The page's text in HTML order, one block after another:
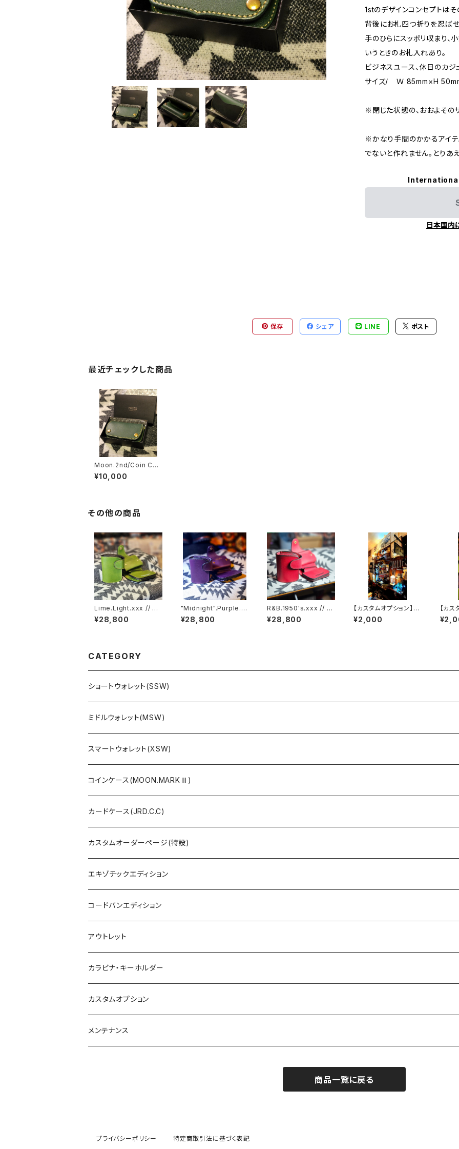
1stのデザインコンセプトは
背後にお札四つ折りを忍ば
手のひらにスッポリ収まり、
いうときのお札入れあり。
ビジネスユース、休日のカジ
サイズ/ Ｗ 85mm×H
※閉じた状態の、おおよその
※かなり手間のかかるアイテ
でないと作れません。とりあ
日本国内
保存 シェア LINE ポスト
最近チェックした商品
Moon.2nd/Coin Cas
e .Cr01GB
¥10,000
その他の商品
Lime.Light.xxx // JA
CK.RIDE.SSW
¥28,800
"Midnight".Purple.x
xx // JACK.RIDE.SS
W
¥28,800
R&B.1950's.xxx // J
ACK.RIDE.SSW
¥28,800
【カスタムオプション】※
カード1室×追加
¥2,000
【カ
ネー
CATEGORY
ショートウォレット(SSW)
ミドルウォレット(MSW)
スマートウォレット(XSW)
コインケース(MOON.MARKⅢ)
カードケース(JRD.C.C)
カスタムオーダーページ(特設)
エキゾチックエディション
コードバンエディション
アウトレット
カラビナ・キーホルダー
カスタムオプション
メンテナンス
商品一覧に戻る
プライバシーポリシー 特定商取引法に基づく表記